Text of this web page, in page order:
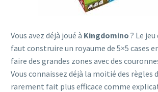
Vous avez déjà joué à Kingdomino ? Le
faut construire un royaume de 5×5 cases
faire des grandes zones avec des
Vous connaissez déjà la moitié des règles
rarement fait plus efficace comme